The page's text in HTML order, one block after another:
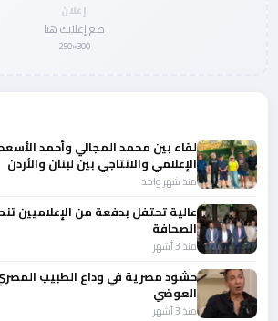
إعلان
ضع إعلانك هنا
300×250
لقاء بين محمد المجالي وأحمد
الإعلامي والانتاجي بين لبنان والأردن
منذ شهر واحد
عالية تحتفل بدفعة من الإعلاميين
الصحافة
منذ 3 أشهر
حشود مصرية في وداع الطبيب المصري
العوضي
منذ 3 أشهر